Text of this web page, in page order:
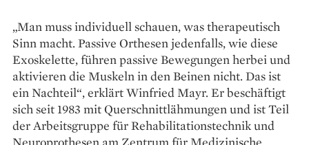
„Man muss individuell schauen, was thera­peutisch
Sinn macht. Passive Orthesen jedenfalls, wie diese
Exoskelette, führen passive Bewegungen herbei und
aktivieren die Muskeln in den Beinen nicht. Das ist
ein Nachteil“, erklärt Winfried Mayr. Er beschäftigt
sich seit 1983 mit Querschnittlähmungen und ist Teil
der Arbeitsgruppe für Rehabilitationstechnik und
Neuroprothesen am Zentrum für Medizinische